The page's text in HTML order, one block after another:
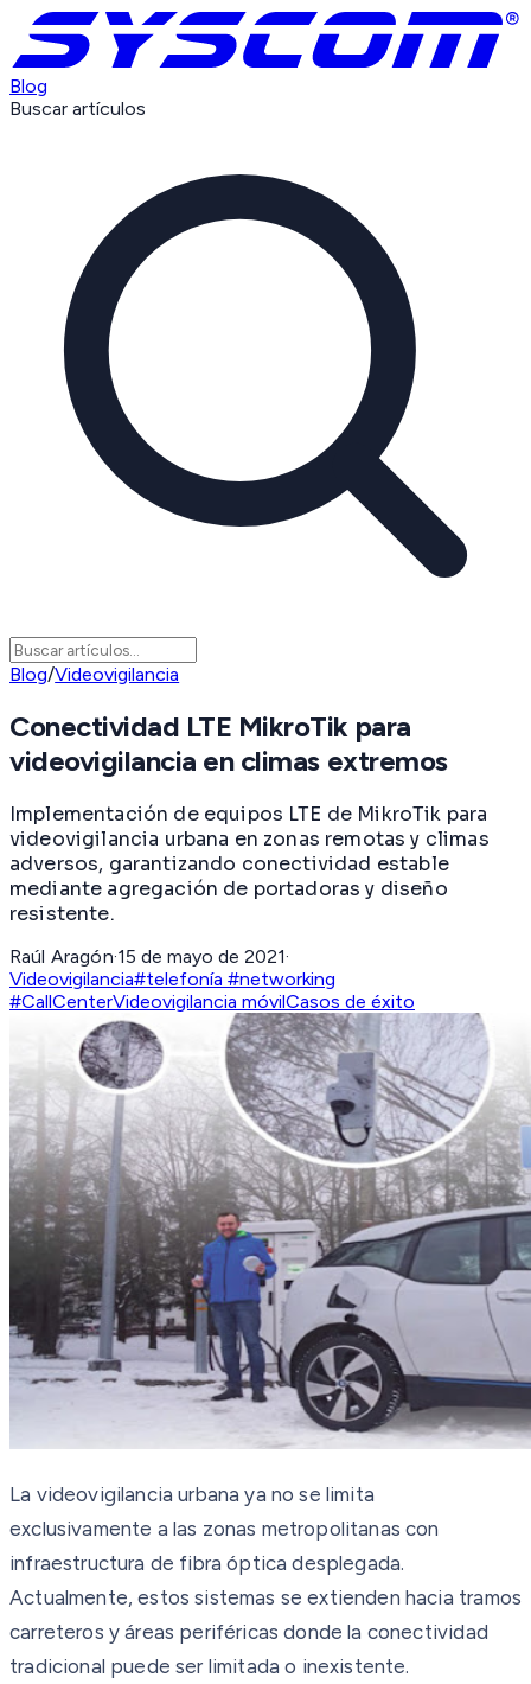
Blog
Buscar artículos
Blog/Videovigilancia
Conectividad LTE MikroTik para
videovigilancia en climas extremos
Implementación de equipos LTE de MikroTik para
videovigilancia urbana en zonas remotas y climas
adversos, garantizando conectividad estable
mediante agregación de portadoras y diseño
resistente.
Raúl Aragón·15 de mayo de 2021·
Videovigilancia#telefonía #networking
#CallCenterVideovigilancia móvilCasos de éxito
La videovigilancia urbana ya no se limita
exclusivamente a las zonas metropolitanas con
infraestructura de fibra óptica desplegada.
Actualmente, estos sistemas se extienden hacia tramos
carreteros y áreas periféricas donde la conectividad
tradicional puede ser limitada o inexistente.